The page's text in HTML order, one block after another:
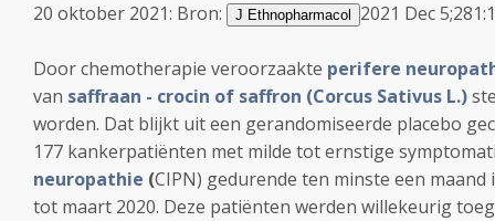
20 oktober 2021: Bron: J Ethnopharmacol 2021 Dec
Door chemotherapie veroorzaakte perifere
van saffraan - crocin of saffron (Corcus Sativus L.)
worden. Dat blijkt uit een gerandomiseerde placebo
177 kankerpatiënten met milde tot ernstige
neuropathie (CIPN) gedurende ten minste een maand
tot maart 2020. Deze patiënten werden willekeurig